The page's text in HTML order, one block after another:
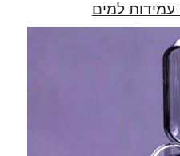
עמידות למים